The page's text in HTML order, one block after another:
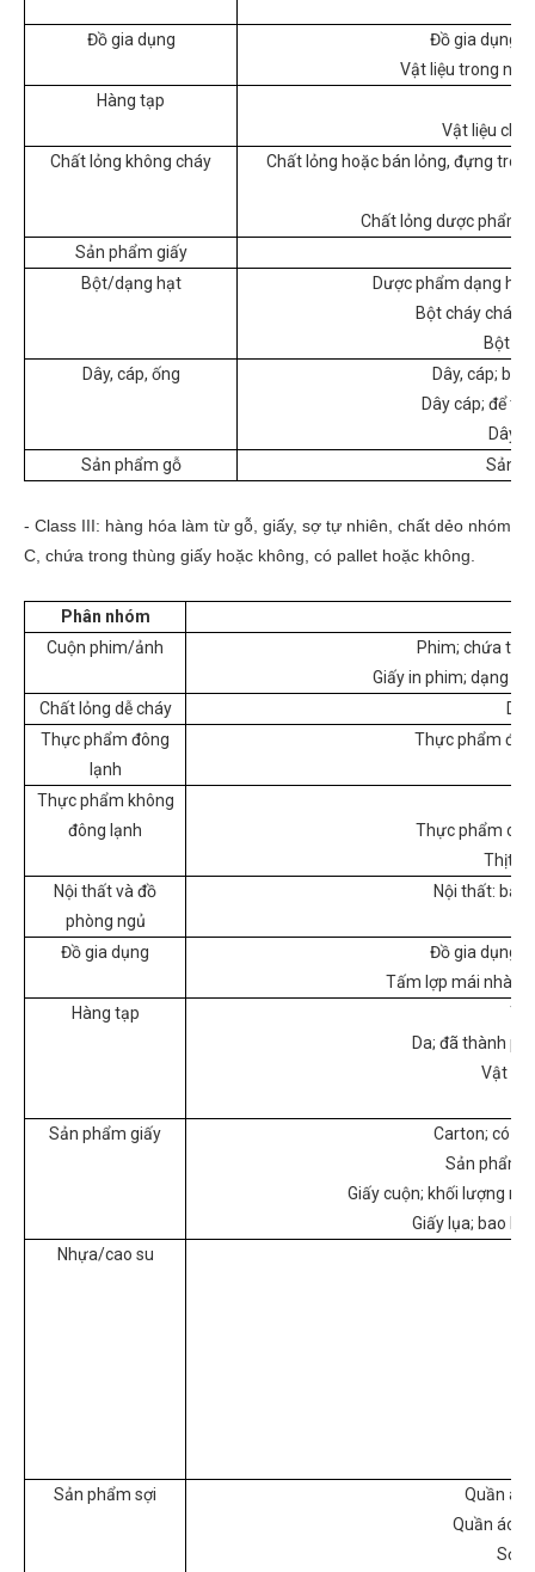
Đồ gia dụng
Đồ gia dụng
Vật liệu trong
Hàng tạp
Vật liệu
Chất lỏng không cháy
Chất lỏng hoặc bán lỏng, đựng
Chất lỏng dược phẩm,
Sản phẩm giấy
Bột/dạng hạt
Dược phẩm dạng
Bột cháy cháy
Bột
Dây, cáp, ống
Dây, cáp;
Dây cáp; để
Dây,
Sản phẩm gỗ
Sản
- Class III: hàng hóa làm từ gỗ, giấy, sợ tự nhiên, chất dẻo nhóm
C, chứa trong thùng giấy hoặc không, có pallet hoặc không.
Phân nhóm
Cuộn phim/ảnh
Phim; chứa
Giấy in phim; dạng
Chất lỏng dễ cháy
Thực phẩm đông
lạnh
Thực phẩm
Thực phẩm không
đông lạnh
Thực phẩm
Thịt;
Nội thất và đồ
phòng ngủ
Nội thất:
Đồ gia dụng
Đồ gia dụng;
Tấm lợp mái nhà;
Hàng tạp
Da; đã thành
Vật
Sản phẩm giấy
Carton; có
Sản phẩm
Giấy cuộn; khối lượng
Giấy lụa; bao bì
Nhựa/cao su
Sản phẩm sợi
Quần
Quần áo
Sợ